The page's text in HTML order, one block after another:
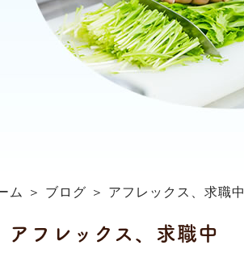
ム ＞ ブログ ＞ アフレックス、求職中
アフレックス、求職中